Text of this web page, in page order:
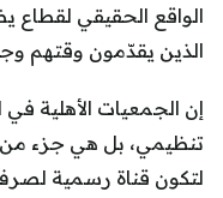
الواقع الحقيقي لقطاع
الذين يقدّمون وقتهم
إن الجمعيات الأهلية
تنظيمي، بل هي جزء
لتكون قناة رسمية